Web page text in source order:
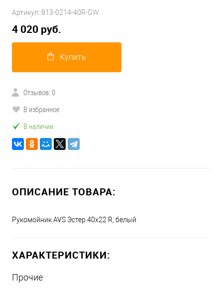
Артикул: 813-0214-40R-GW
4 020 руб.
Купить
Отзывов: 0
В избранное
В наличии
ОПИСАНИЕ ТОВАРА:
Рукомойник AVS Эстер 40x22 R, белый
ХАРАКТЕРИСТИКИ:
Прочие